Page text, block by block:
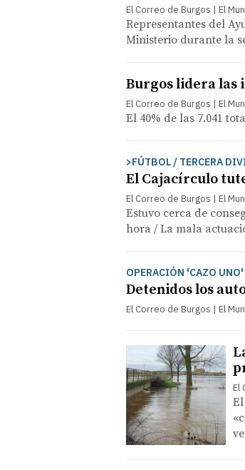
El Correo de Burgos | El
Representantes del
Ministerio durante la
Burgos lidera las
El Correo de Burgos | El
El 40% de las 7.041
>FÚTBOL / TERCERA
El Cajacírculo
El Correo de Burgos | El
Estuvo cerca de
hora / La mala
OPERACIÓN 'CAZO UNO'
Detenidos los
El Correo de Burgos | El
El